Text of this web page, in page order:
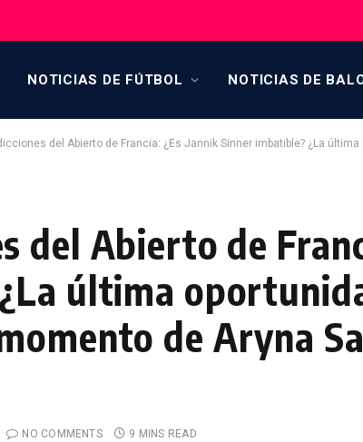
NOTICIAS DE FÚTBOL NOTICIAS DE
del Abierto de Francia: ¿Es Jannik Sinner imbatible? ¿La
del Abierto de
última
de Aryna
NO COMMENTS 9 MINS READ